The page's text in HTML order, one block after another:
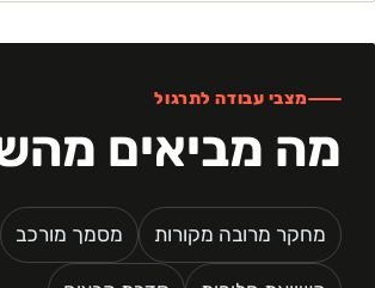
מצבי עבודה לתרגול
מה מביאים
מחקר מרובה מקורות מסמך מורכב